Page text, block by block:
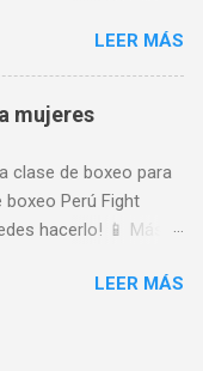
de contacto!
1368 (a pocas
Aceptamos
Horario de
y Domingos de 9 am
672 901,
📱 Más informes
LEER MÁS
mujeres
clase de boxeo para
boxeo Perú Fight
hacerlo! 📱 Más
1368, Pueblo Libre
LEER MÁS